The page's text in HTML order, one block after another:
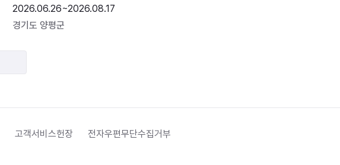
2026.06.26~2026.08.17
경기도 양평군
고객서비스헌장
전자우편무단수집거부